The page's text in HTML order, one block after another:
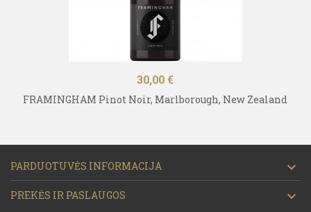
Kaina
30,00 €
FRAMINGHAM Pinot Noir, Marlborough, New Zealand
PARDUOTUVĖS INFORMACIJA 
PREKĖS IR PASLAUGOS 